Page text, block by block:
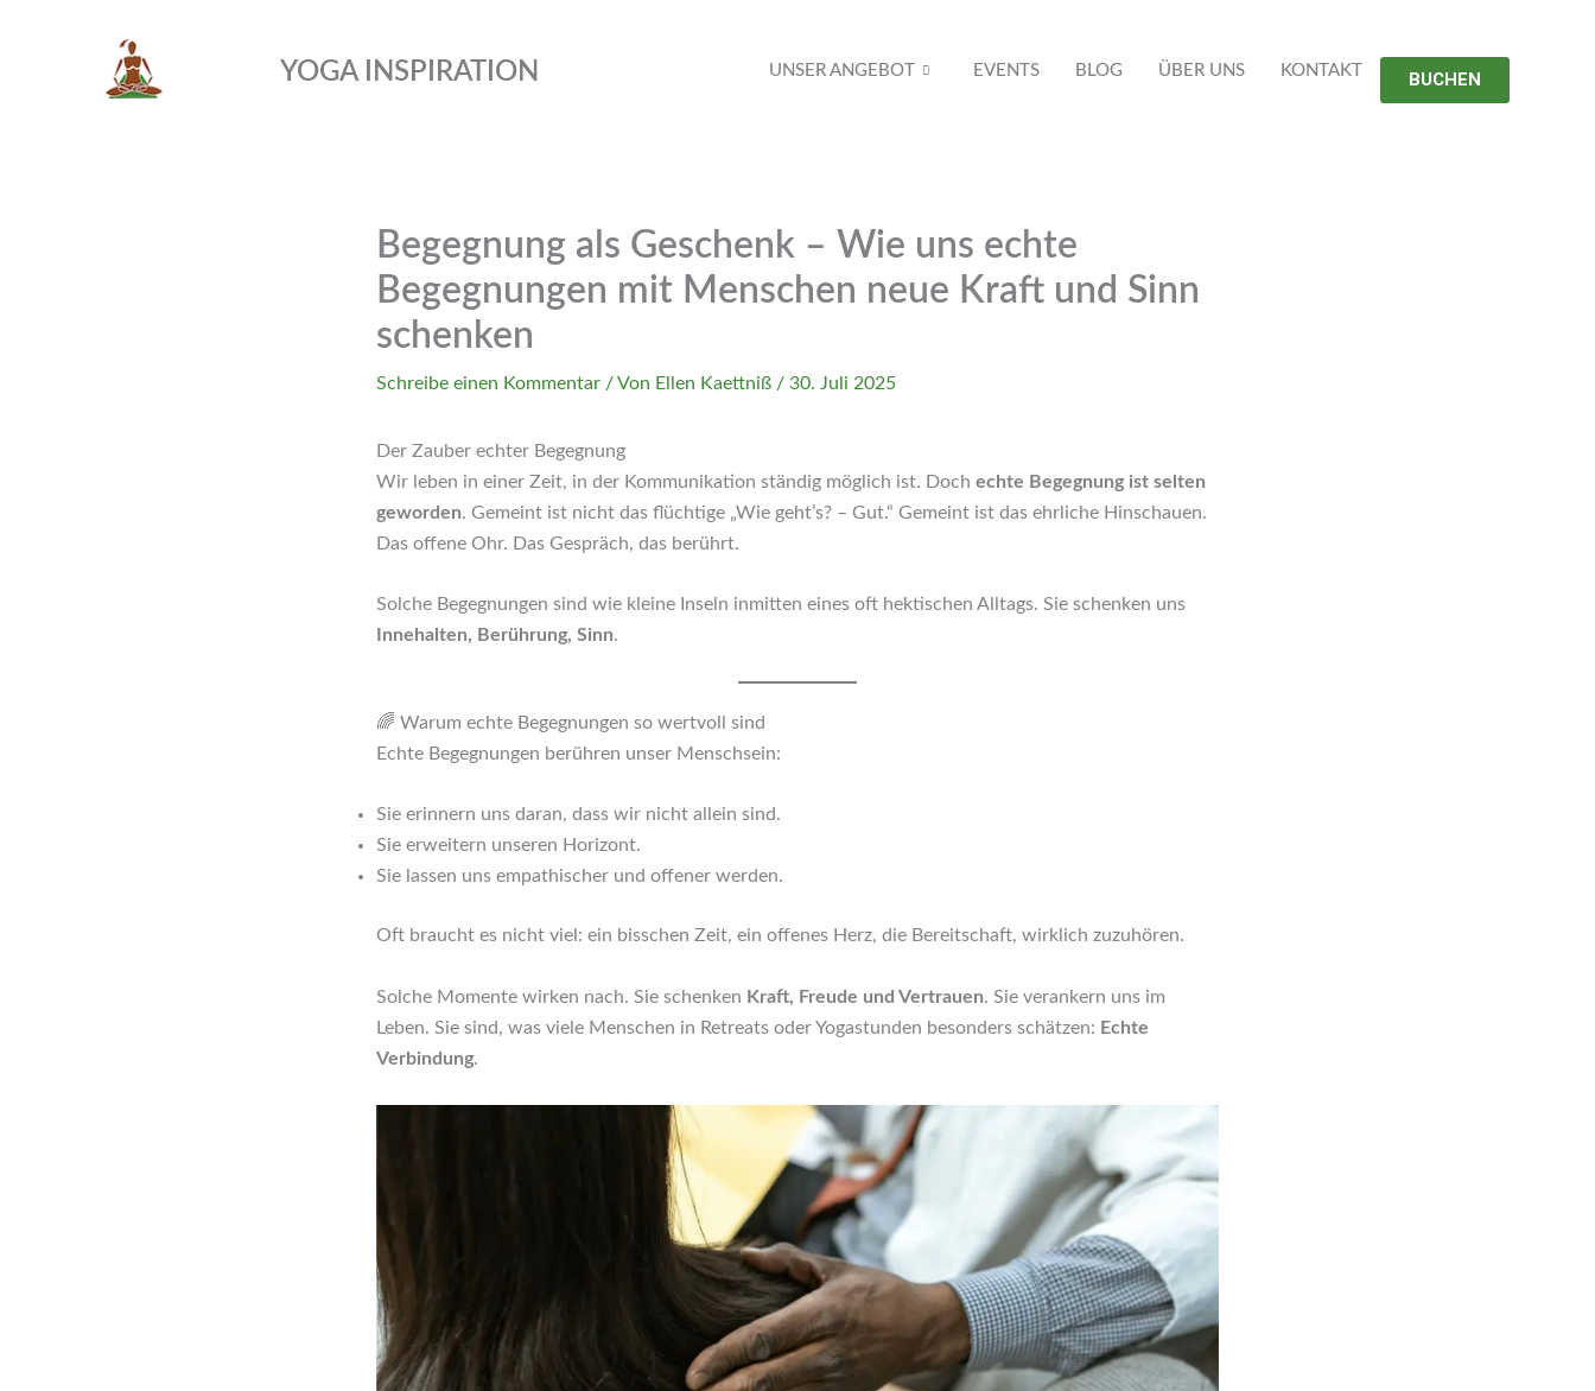
YOGA INSPIRATION UNSER ANGEBOT EVENTS BLOG ÜBER UNS KONTAKT BUCHEN
Begegnung als Geschenk – Wie uns echte
Begegnungen mit Menschen neue Kraft und Sinn
schenken
Schreibe einen Kommentar / Von Ellen Kaettniß / 30. Juli 2025
Der Zauber echter Begegnung
Wir leben in einer Zeit, in der Kommunikation ständig möglich ist. Doch echte Begegnung ist selten
geworden. Gemeint ist nicht das flüchtige „Wie geht’s? – Gut.“ Gemeint ist das ehrliche Hinschauen.
Das offene Ohr. Das Gespräch, das berührt.
Solche Begegnungen sind wie kleine Inseln inmitten eines oft hektischen Alltags. Sie schenken uns
Innehalten, Berührung, Sinn.
🌈 Warum echte Begegnungen so wertvoll sind
Echte Begegnungen berühren unser Menschsein:
Sie erinnern uns daran, dass wir nicht allein sind.
Sie erweitern unseren Horizont.
Sie lassen uns empathischer und offener werden.
Oft braucht es nicht viel: ein bisschen Zeit, ein offenes Herz, die Bereitschaft, wirklich zuzuhören.
Solche Momente wirken nach. Sie schenken Kraft, Freude und Vertrauen. Sie verankern uns im
Leben. Sie sind, was viele Menschen in Retreats oder Yogastunden besonders schätzen: Echte
Verbindung.